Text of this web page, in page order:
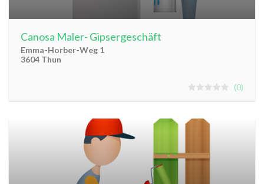
Canosa Maler- Gipsergeschäft
Emma-Horber-Weg 1
3604 Thun
0